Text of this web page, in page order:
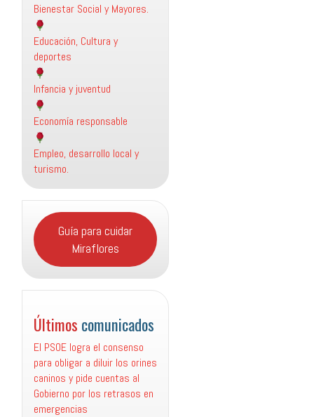
Bienestar Social y Mayores.
Educación, Cultura y
deportes
Infancia y juventud
Economía responsable
Empleo, desarrollo local y
turismo.
Guía para cuidar
Miraflores
Últimos comunicados
El PSOE logra el consenso
para obligar a diluir los orines
caninos y pide cuentas al
Gobierno por los retrasos en
emergencias